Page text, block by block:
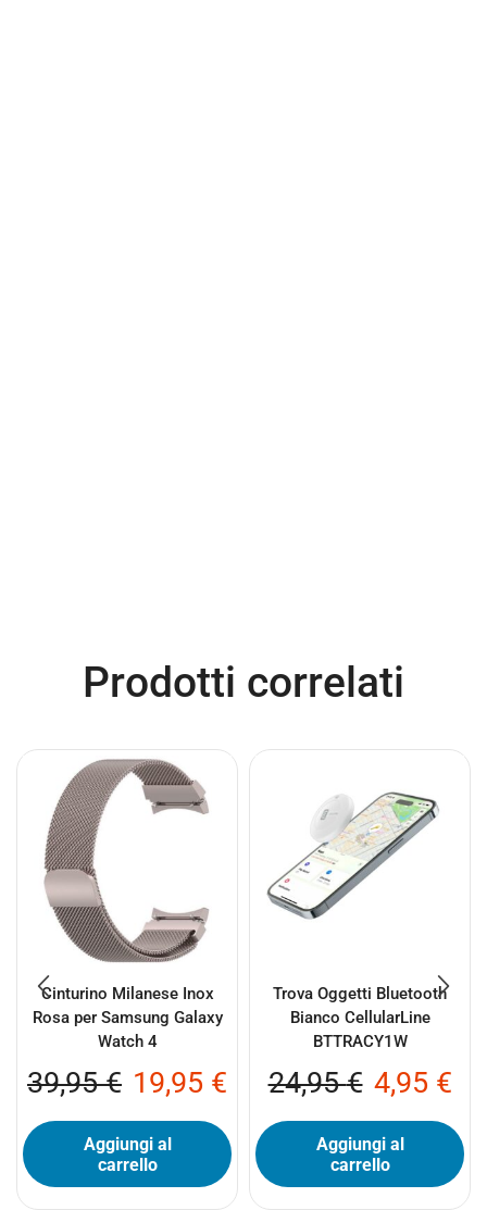
Prodotti correlati
Cinturino Milanese Inox
Rosa per Samsung Galaxy
Watch 4
39,95€ 19,95 €
Aggiungi al
carrello
Trova Oggetti Bluetooth
Bianco CellularLine
BTTRACY1W
24,95€ 4,95 €
Aggiungi al
carrello